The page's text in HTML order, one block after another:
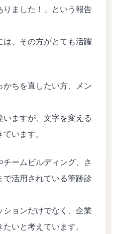
りました！」という報告
、その方がとても活躍
ちを直したい方、メン
ますが、文字を変える
います。
ームビルディング、さ
で活用されている筆跡診
ョンだけでなく、企業
いと考えています。